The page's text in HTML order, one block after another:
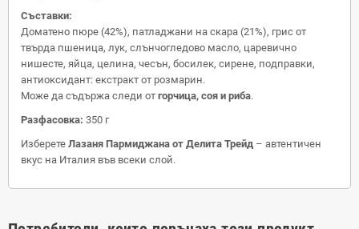
Съставки:
Доматено пюре (42%), патладжани на скара (21%), грис от
твърда пшеница, лук, слънчогледово масло, царевично
нишесте, яйца, целина, чесън, босилек, сирене, подправки,
антиоксидант: екстракт от розмарин.
Може да съдържа следи от горчица, соя и риба.
Разфасовка: 350 г
Изберете Лазаня Пармиджана от Делита Трейд – автентичен
вкус на Италия във всеки слой.